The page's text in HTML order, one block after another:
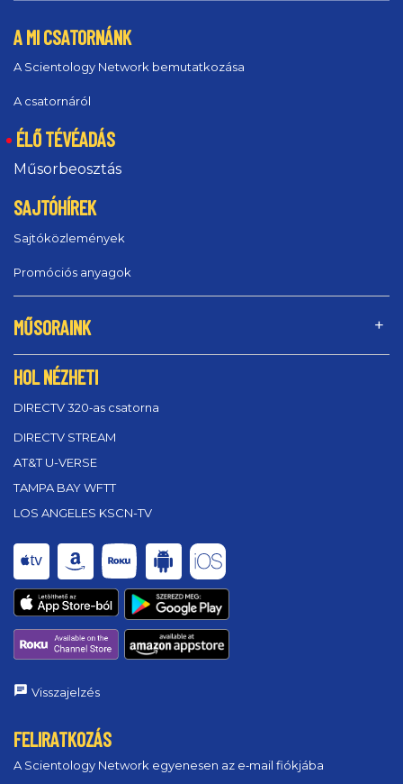
A MI CSATORNÁNK
A Scientology Network bemutatkozása
A csatornáról
ÉLŐ TÉVÉADÁS
Műsorbeosztás
SAJTÓHÍREK
Sajtóközlemények
Promóciós anyagok
MŰSORAINK
HOL NÉZHETI
DIRECTV 320‑as csatorna
DIRECTV STREAM
AT&T U-VERSE
TAMPA BAY WFTT
LOS ANGELES KSCN-TV
Visszajelzés
FELIRATKOZÁS
A Scientology Network egyenesen az e‑mail fiókjába